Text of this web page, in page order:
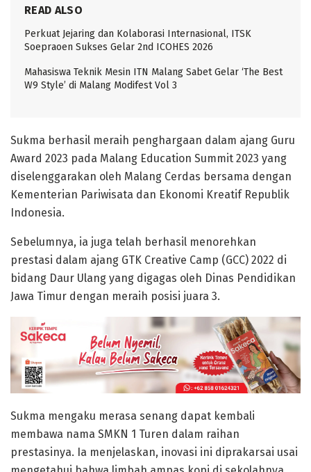
READ ALSO
Perkuat Jejaring dan Kolaborasi Internasional, ITSK
Soepraoen Sukses Gelar 2nd ICOHES 2026
Mahasiswa Teknik Mesin ITN Malang Sabet Gelar ‘The Best
W9 Style’ di Malang Modifest Vol 3
Sukma berhasil meraih penghargaan dalam ajang Guru
Award 2023 pada Malang Education Summit 2023 yang
diselenggarakan oleh Malang Cerdas bersama dengan
Kementerian Pariwisata dan Ekonomi Kreatif Republik
Indonesia.
Sebelumnya, ia juga telah berhasil menorehkan
prestasi dalam ajang GTK Creative Camp (GCC) 2022 di
bidang Daur Ulang yang digagas oleh Dinas Pendidikan
Jawa Timur dengan meraih posisi juara 3.
Sukma mengaku merasa senang dapat kembali
membawa nama SMKN 1 Turen dalam raihan
prestasinya. Ia menjelaskan, inovasi ini diprakarsai usai